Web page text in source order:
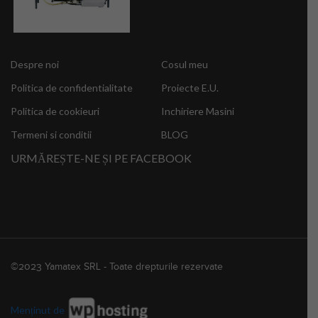
Despre noi
Politica de confidentialitate
Politica de cookieuri
Termeni si conditii
Cosul meu
Proiecte E.U.
Inchiriere Masini
BLOG
URMĂREȘTE-NE ȘI PE FACEBOOK
©2023 Yamatex SRL - Toate drepturile rezervate
Menținut de